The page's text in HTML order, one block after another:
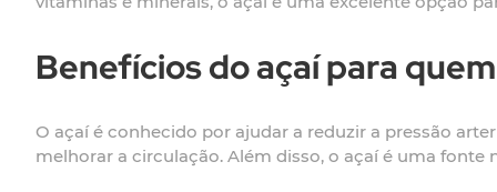
Benefícios do açaí para
O açaí é conhecido por ajudar a reduzir a pressão
melhorar a circulação. Além disso, o açaí é uma